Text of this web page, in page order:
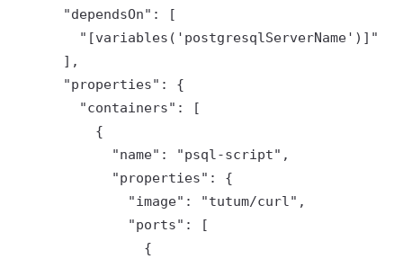
      "dependsOn": [
        "[variables('postgresqlServerName')]"
      ],
      "properties": {
        "containers": [
          {
            "name": "psql-script",
            "properties": {
              "image": "tutum/curl",
              "ports": [
                {